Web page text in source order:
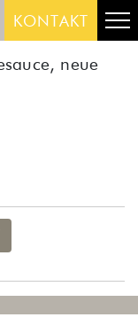
KONTAKT
neue